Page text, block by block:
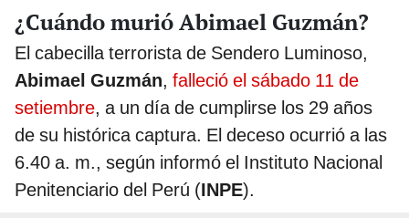
¿Cuándo murió Abimael Guzmán?
El cabecilla terrorista de Sendero Luminoso,
Abimael Guzmán, falleció el sábado 11 de
setiembre, a un día de cumplirse los 29 años
de su histórica captura. El deceso ocurrió a las
6.40 a. m., según informó el Instituto Nacional
Penitenciario del Perú (INPE).